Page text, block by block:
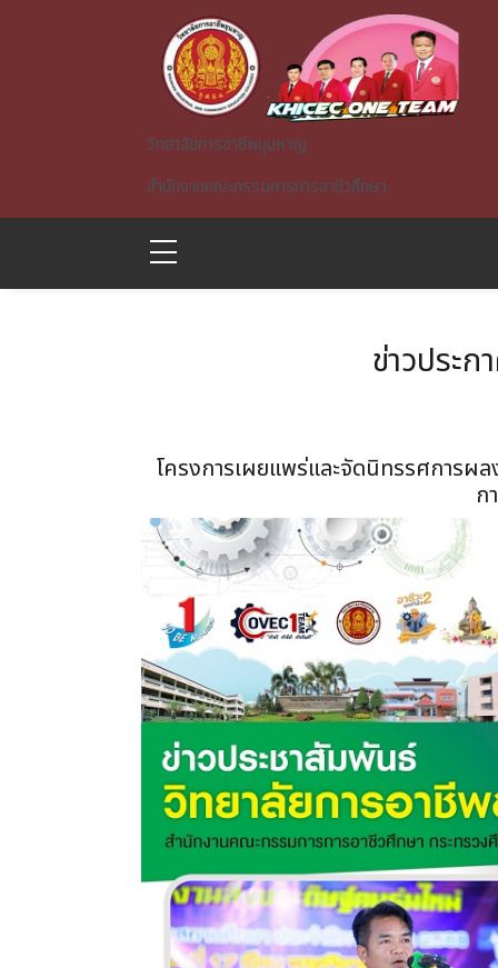
วิทยาลัยการอาชีพขุนหาญ
สำนักงานคณะกรรมการการอาชีวศึกษา
ข่าวประ
โครงการเผยแพร่และจัดนิทรรศการผ
ก